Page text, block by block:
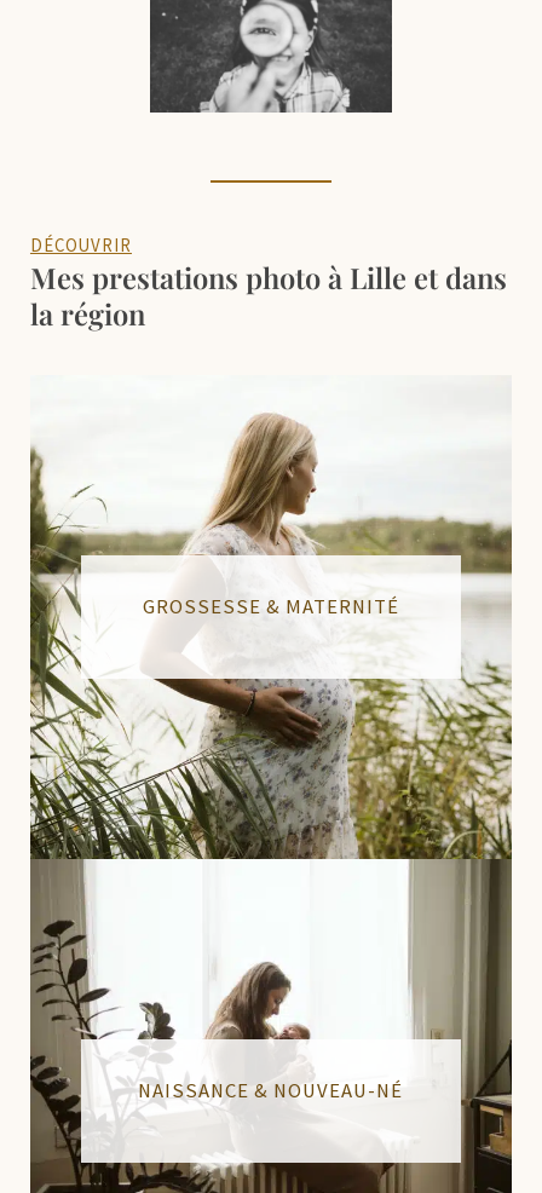
DÉCOUVRIR
Mes prestations photo à Lille et dans
la région
GROSSESSE & MATERNITÉ
NAISSANCE & NOUVEAU-NÉ